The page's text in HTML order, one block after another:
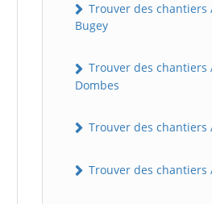
Trouver des chantiers
Bugey
Trouver des chantiers
Dombes
Trouver des chantiers
Trouver des chantiers